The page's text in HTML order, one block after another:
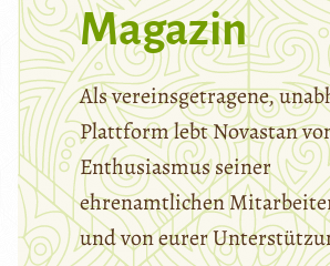
Magazin
Als vereinsgetragene,
Plattform lebt Novastan
Enthusiasmus seiner
ehrenamtlichen
und von eurer